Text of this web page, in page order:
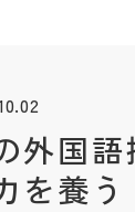
外国
を養う